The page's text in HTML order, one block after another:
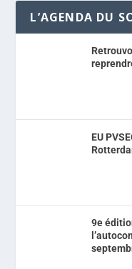
L’AGENDA DU
EU
9e